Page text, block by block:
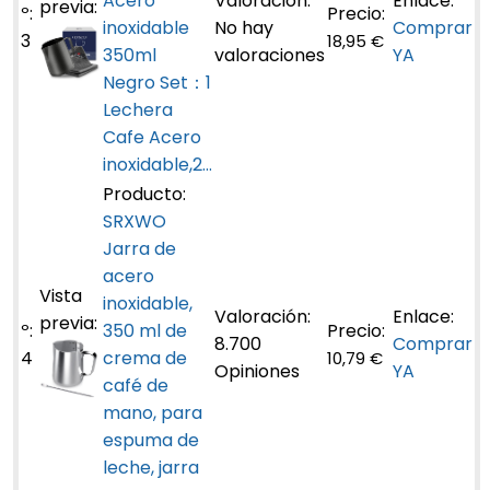
3
inoxidable
350ml
Negro Set：1
Lechera
Cafe Acero
inoxidable,2...
No hay
valoraciones
18,95 €
Comprar
YA
4
SRXWO
Jarra de
acero
inoxidable,
350 ml de
crema de
café de
mano, para
espuma de
leche, jarra
8.700
Opiniones
10,79 €
Comprar
YA